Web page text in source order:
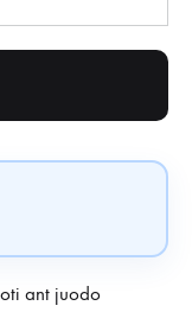
ant juodo